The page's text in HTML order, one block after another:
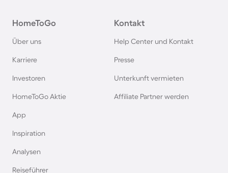
Pensionen in Oberstdorf
Pensionen in Schweden
Pensionen auf Sardinien
HomeToGo
Über uns
Karriere
Investoren
HomeToGo Aktie
App
Inspiration
Analysen
Reiseführer
Kontakt
Help Center und Kontakt
Presse
Unterkunft vermieten
Affiliate Partner werden